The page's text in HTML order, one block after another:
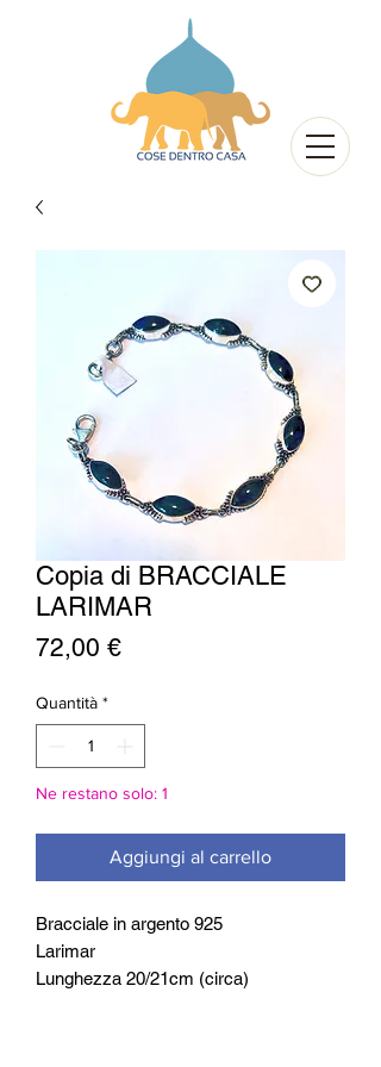
Copia di BRACCIALE
LARIMAR
72,00 €Prezzo
Quantità *
Ne restano solo: 1
Aggiungi al carrello
Bracciale in argento 925
Larimar
Lunghezza 20/21cm (circa)